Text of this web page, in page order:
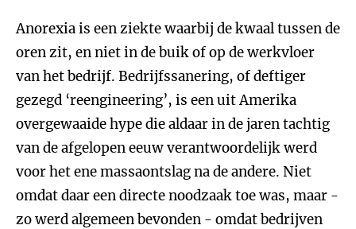
Anorexia is een ziekte waarbij de kwaal tussen de
oren zit, en niet in de buik of op de werkvloer
van het bedrijf. Bedrijfssanering, of deftiger
gezegd ‘reengineering’, is een uit Amerika
overgewaaide hype die aldaar in de jaren tachtig
van de afgelopen eeuw verantwoordelijk werd
voor het ene massaontslag na de andere. Niet
omdat daar een directe noodzaak toe was, maar -
zo werd algemeen bevonden - omdat bedrijven